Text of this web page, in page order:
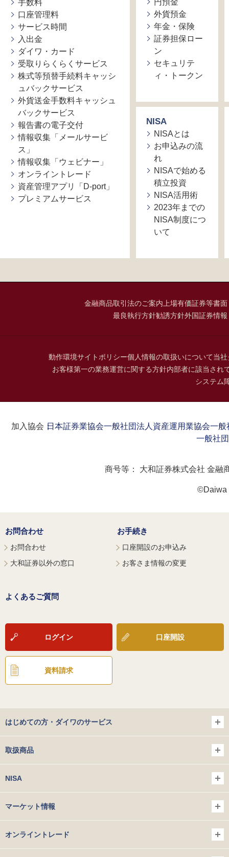
手数料
口座管理料
サービス時間
入出金
ダイワ・カード
受取りらくらくサービス
株式等預替手続料キャッシ
ュバックサービス
外貨送金手数料キャッシュ
バックサービス
報告書の電子交付
情報収集「メールサービ
ス」
情報収集「ウェビナー」
オンライントレード
資産管理アプリ「D-port」
プレミアムサービス
円預金
外貨預金
年金・保険
証券担保ロー
ン
セキュリテ
ィ・トークン
NISA
NISAとは
お申込みの流
れ
NISAで始める
積立投資
NISA活用術
2023年までの
NISA制度につ
いて
金融商品取引法のご案内 上場有価証券等書
最良執行方針勧誘方針外国証券情
動作環境サイトポリシー個人情報の取扱いについて当
お客様第一の業務運営に関する方針内部者に該当され
システム
加入協会：日本証券業協会一般社団法人資産運用業協会一般
一般社
商号等： 大和証券株式会社 金融
©Daiwa
お問合わせ
お問合わせ
大和証券以外の窓口
お手続き
口座開設のお申込み
お客さま情報の変更
よくあるご質問
ログイン 口座開設
資料請求
はじめての方・ダイワのサービス
取扱商品
NISA
マーケット情報
オンライントレード